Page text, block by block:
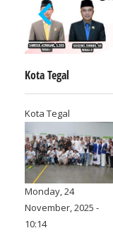
Kota Tegal
Kota Tegal
Monday, 24
November, 2025 -
10:14